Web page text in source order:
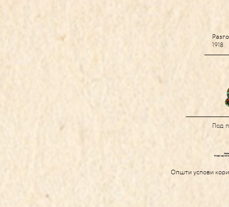
1918
Под
Општи услови